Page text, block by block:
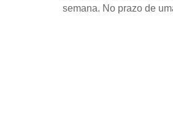
semana. No prazo de